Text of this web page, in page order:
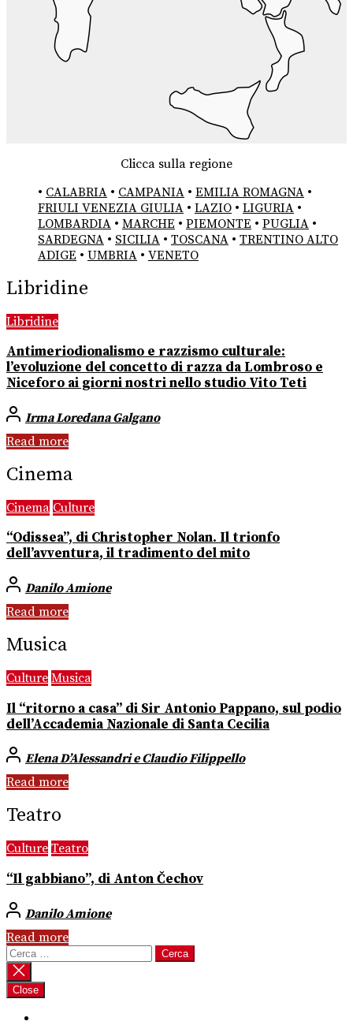
Clicca sulla regione
• CALABRIA • CAMPANIA • EMILIA ROMAGNA •
FRIULI VENEZIA GIULIA • LAZIO • LIGURIA •
LOMBARDIA • MARCHE • PIEMONTE • PUGLIA •
SARDEGNA • SICILIA • TOSCANA • TRENTINO ALTO
ADIGE • UMBRIA • VENETO
Libridine
Libridine
Antimeriodionalismo e razzismo culturale:
l’evoluzione del concetto di razza da Lombroso e
Niceforo ai giorni nostri nello studio Vito Teti
Irma Loredana Galgano
Read more
Cinema
Cinema Culture
“Odissea”, di Christopher Nolan. Il trionfo
dell’avventura, il tradimento del mito
Danilo Amione
Read more
Musica
Culture Musica
Il “ritorno a casa” di Sir Antonio Pappano, sul podio
dell’Accademia Nazionale di Santa Cecilia
Elena D’Alessandri e Claudio Filippello
Read more
Teatro
Culture Teatro
“Il gabbiano”, di Anton Čechov
Danilo Amione
Read more
Ricerca
per:
Close